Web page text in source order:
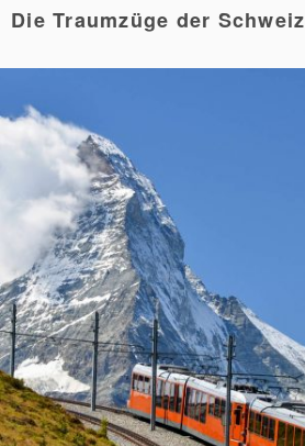
Die Traumzüge der Schweiz